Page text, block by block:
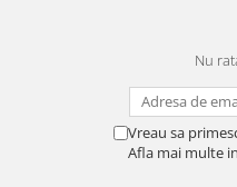
Nu
Vreau sa
Afla mai multe in